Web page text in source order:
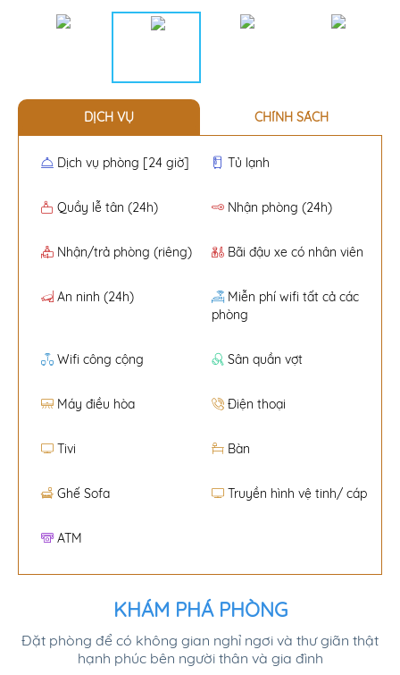
DỊCH VỤ CHÍNH SÁCH
Dịch vụ phòng [24 giờ] Tủ lạnh
Quầy lễ tân (24h) Nhận phòng (24h)
Nhận/trả phòng (riêng) Bãi đậu xe có nhân viên
An ninh (24h)
Miễn phí wifi tất cả các
phòng
Wifi công cộng Sân quần vợt
Máy điều hòa Điện thoại
Tivi Bàn
Ghế Sofa Truyền hình vệ tinh/ cáp
ATM
KHÁM PHÁ PHÒNG
Đặt phòng để có không gian nghỉ ngơi và thư giãn thật
hạnh phúc bên người thân và gia đình